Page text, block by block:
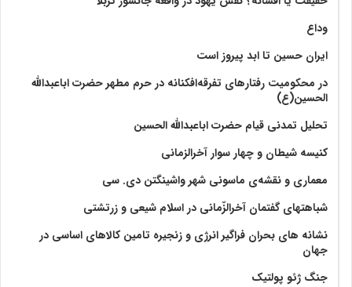
وداع
ایران حسین تا ابد پیروز است
در محکومیت رفتارهای تفرقه‌افکنانه در حرم مطهر حضرت اباعبدالله
الحسین(ع)
تحلیل تمدنی قیام حضرت اباعبدالله الحسین
کنیسه شیطان و چهار سوار آخرالزمانی
معماری و نقشه‌ی ماسونی شهر واشينگتن دی. سی
شباهتهای گفتمان آخر‌الزّمانی در اسلام شیعی و زرتشتی
نشانه های بحران فراگیر انرژی و زنجیره تامین کالاهای اساسی در
جهان
جنگ ژئو پولتیک